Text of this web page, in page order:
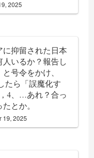
2025
抑留された日本
いるか？報告し
号令をかけ、
たら「誤魔化す
4、…あれ？合っ
とか。
19, 2025